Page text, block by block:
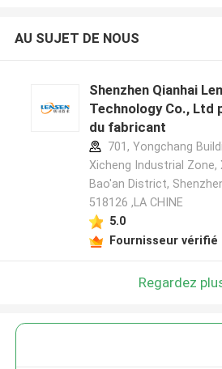
AU SUJET DE NOUS
Shenzhen Qianhai
Technology Co., Ltd
du fabricant
701, Yongchang
Xicheng Industrial Zone,
Bao'an District,
518126 ,LA CHINE
5.0
Fournisseur vérifié
Regardez